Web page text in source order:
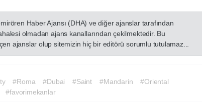
Haber Ajansı (DHA) ve diğer ajanslar tarafından
olmadan ajans kanallarından çekilmektedir. Bu
ajanslar olup sitemizin hiç bir editörü sorumlu tutulamaz...
#Roma #Dubai #Saint #Mandarin
#Oriental
#favorimekanlar